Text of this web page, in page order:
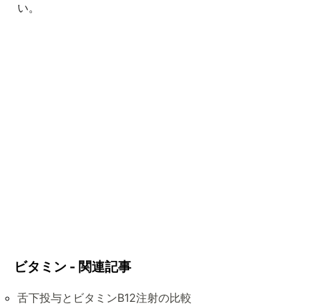
い。
ビタミン - 関連記事
舌下投与とビタミンB12注射の比較